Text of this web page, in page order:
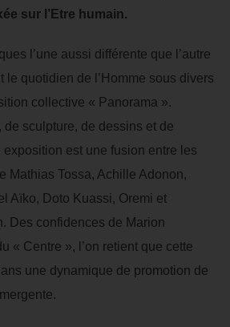
sur l’Etre humain.
l’une aussi différente que l’autre
le quotidien de l’Homme sous divers
collective « Panorama ».
sculpture, de dessins et de
est une fusion entre les
Mathias Tossa, Achille Adonon,
Aïko, Doto Kuassi, Oremi et
Des confidences de Marion
« Centre », l’on retient que cette
une dynamique de promotion de